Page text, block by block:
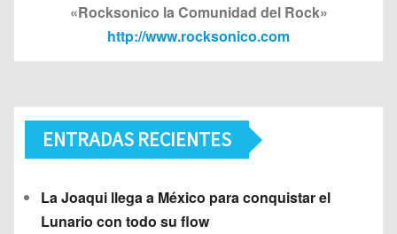
«Rocksonico la Comunidad del Rock»
http://www.rocksonico.com
ENTRADAS RECIENTES
La Joaqui llega a México para conquistar el
Lunario con todo su flow